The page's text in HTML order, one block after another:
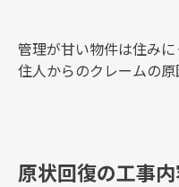
管理が甘い物件は住みに
住人からのクレームの原
原状回復の工事